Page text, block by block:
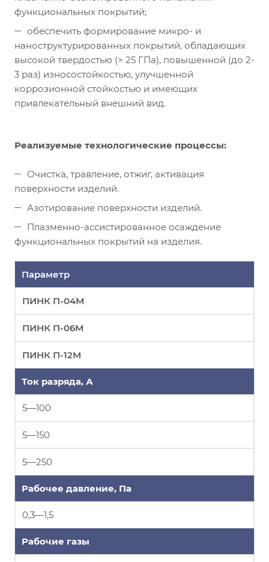
функциональных покрытий;
обеспечить формирование микро- и
наноструктурированных покрытий, обладающих
высокой твердостью (> 25 ГПа), повышенной (до 2-
3 раз) износостойкостью, улучшенной
коррозионной стойкостью и имеющих
привлекательный внешний вид.
Реализуемые технологические процессы:
Очистка, травление, отжиг, активация
поверхности изделий.
Азотирование поверхности изделий.
Плазменно-ассистированное осаждение
функциональных покрытий на изделия.
Параметр
ПИНК П-04М
ПИНК П-06М
ПИНК П-12М
Ток разряда, А
5—100
5—150
5—250
Рабочее давление, Па
0,3—1,5
Рабочие газы